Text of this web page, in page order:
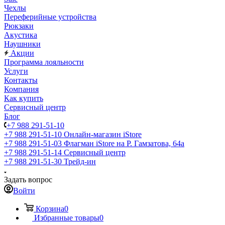
Чехлы
Переферийные устройства
Рюкзаки
Акустика
Наушники
Акции
Программа лояльности
Услуги
Контакты
Компания
Как купить
Сервисный центр
Блог
+7 988 291-51-10
+7 988 291-51-10 Онлайн-магазин iStore
+7 988 291-51-03 Флагман iStore на Р. Гамзатова, 64а
+7 988 291-51-14 Сервисный центр
+7 988 291-51-30 Трейд-ин
Задать вопрос
Войти
Корзина0
Избранные товары0